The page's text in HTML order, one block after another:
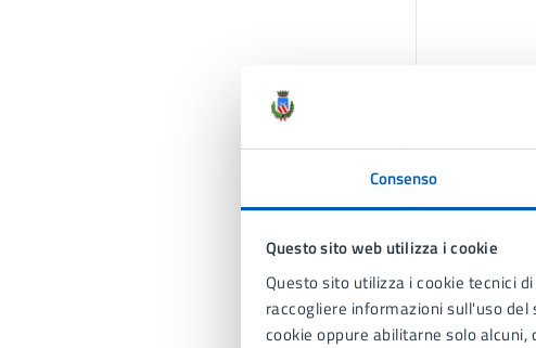
Consenso
Questo sito web utilizza i cookie
Questo sito utilizza i cookie tecnici
raccogliere informazioni sull'uso
cookie oppure abilitarne solo alcuni,